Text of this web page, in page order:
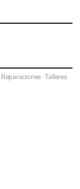
Reparaciones ·Talleres